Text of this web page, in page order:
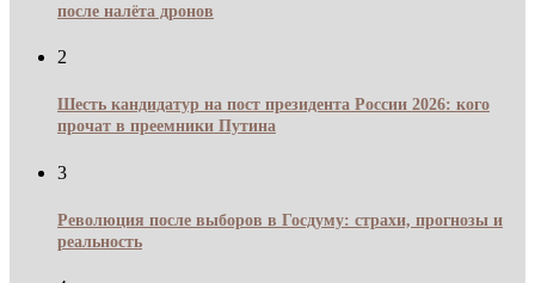
после налёта дронов
2
Шесть кандидатур на пост президента России 2026: кого
прочат в преемники Путина
3
Революция после выборов в Госдуму: страхи, прогнозы и
реальность